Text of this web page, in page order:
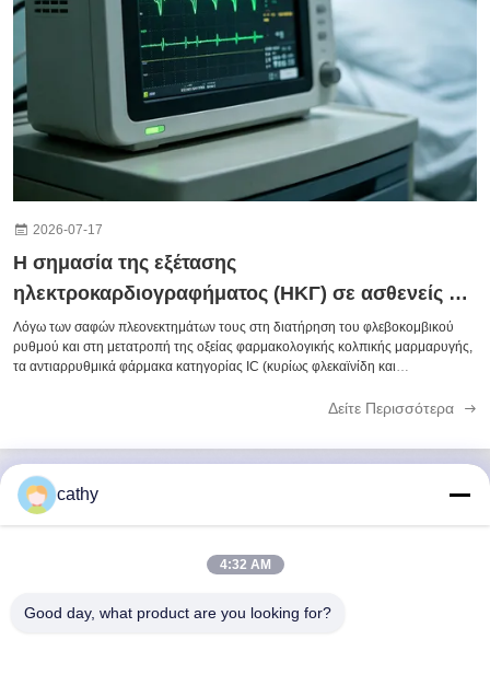
2026-07-17
Η σημασία της εξέτασης
ηλεκτροκαρδιογραφήματος (ΗΚΓ) σε ασθενείς με
κολπική μαρμαρυγή που χρησιμοποιούν
αντιαρρυθμικά φάρμακα κατηγορίας IC
Λόγω των σαφών πλεονεκτημάτων τους στη διατήρηση του φλεβοκομβικού
ρυθμού και στη μετατροπή της οξείας φαρμακολογικής κολπικής μαρμαρυγής,
τα αντιαρρυθμικά φάρμακα κατηγορίας IC (κυρίως φλεκαϊνίδη και
Δείτε Περισσότερα
4ος-5ος όροφος, κτίριο 3,19 North Danzi Road, οδός
cathy
4:32 AM
Good day, what product are you looking for?